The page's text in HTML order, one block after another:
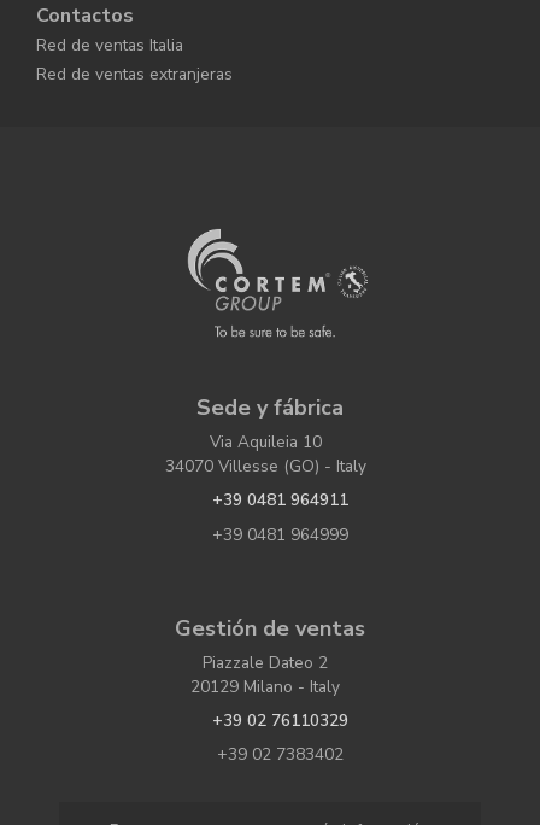
Contactos
Red de ventas Italia
Red de ventas extranjeras
Sede y fábrica
Via Aquileia 10
34070 Villesse (GO) - Italy
+39 0481 964911
+39 0481 964999
Gestión de ventas
Piazzale Dateo 2
20129 Milano - Italy
+39 02 76110329
+39 02 7383402